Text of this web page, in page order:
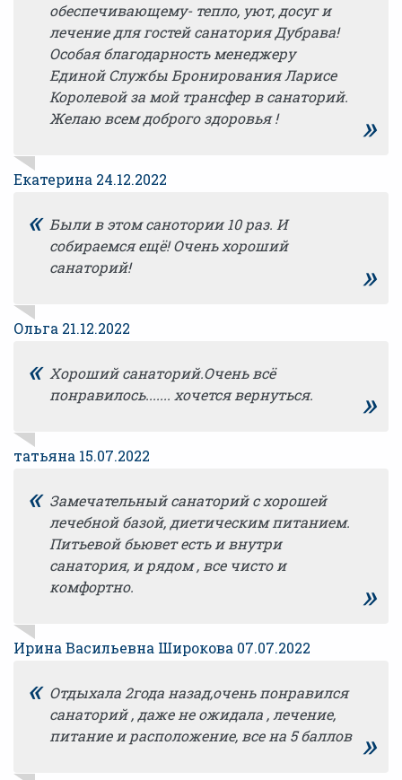
обеспечивающему- тепло, уют, досуг и
лечение для гостей санатория Дубрава!
Особая благодарность менеджеру
Единой Службы Бронирования Ларисе
Королевой за мой трансфер в санаторий.
Желаю всем доброго здоровья !
»
Екатерина 24.12.2022
« Были в этом санотории 10 раз. И
собираемся ещё! Очень хороший
санаторий!
»
Ольга 21.12.2022
« Хороший санаторий.Очень всё
понравилось....... хочется вернуться.
»
татьяна 15.07.2022
« Замечательный санаторий с хорошей
лечебной базой, диетическим питанием.
Питьевой бьювет есть и внутри
санатория, и рядом , все чисто и
комфортно.
»
Ирина Васильевна Широкова 07.07.2022
« Отдыхала 2года назад,очень понравился
санаторий , даже не ожидала , лечение,
питание и расположение, все на 5 баллов »